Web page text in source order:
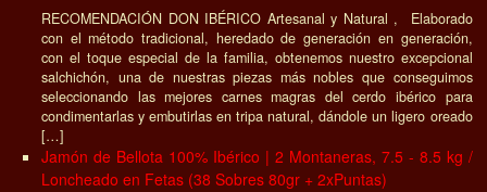
RECOMENDACIÓN DON IBÉRICO Artesanal y Natural , Elaborado
con el método tradicional, heredado de generación en generación,
con el toque especial de la familia, obtenemos nuestro excepcional
salchichón, una de nuestras piezas más nobles que conseguimos
seleccionando las mejores carnes magras del cerdo ibérico para
condimentarlas y embutirlas en tripa natural, dándole un ligero oreado
[…]
Jamón de Bellota 100% Ibérico | 2 Montaneras, 7.5 - 8.5 kg /
Loncheado en Fetas (38 Sobres 80gr + 2xPuntas)